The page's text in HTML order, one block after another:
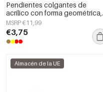
Pendientes colgantes de
acrílico con forma geométrica,
estilo casual y sencillo para uso
diario. Joyería para mujer.
MSRP €11,99
€3,75
Almacén de la UE